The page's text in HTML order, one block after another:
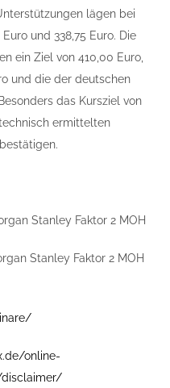
lägen bei
und 338,75 Euro. Die
ein Ziel von 410,00 Euro,
und die der deutschen
das Kursziel von
ermittelten
Stanley Faktor 2 MOH
Stanley Faktor 2 MOH
online-